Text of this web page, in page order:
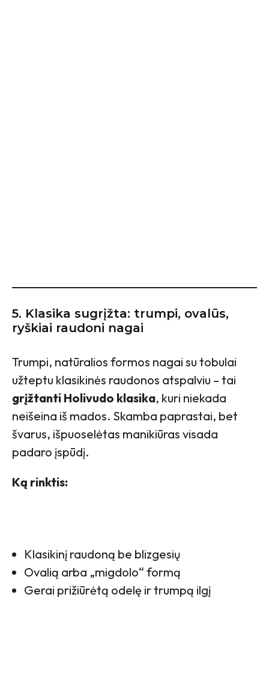
5. Klasika sugrįžta: trumpi, ovalūs,
ryškiai raudoni nagai
Trumpi, natūralios formos nagai su tobulai
užteptu klasikinės raudonos atspalviu – tai
grįžtanti Holivudo klasika, kuri niekada
neišeina iš mados. Skamba paprastai, bet
švarus, išpuoselėtas manikiūras visada
padaro įspūdį.
Ką rinktis:
Klasikinį raudoną be blizgesių
Ovalią arba „migdolo“ formą
Gerai prižiūrėtą odelę ir trumpą ilgį